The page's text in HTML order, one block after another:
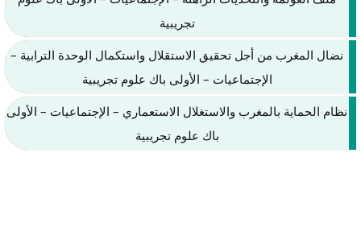
تجريبية
نضال المغرب من أجل تحقيق الاستقلال واستكمال الوحدة الترابية –
الإجتماعيات – الأولى باك علوم تجريبية
نظام الحماية بالمغرب والاستغلال الاستعماري – الإجتماعيات – الأولى
باك علوم تجريبية